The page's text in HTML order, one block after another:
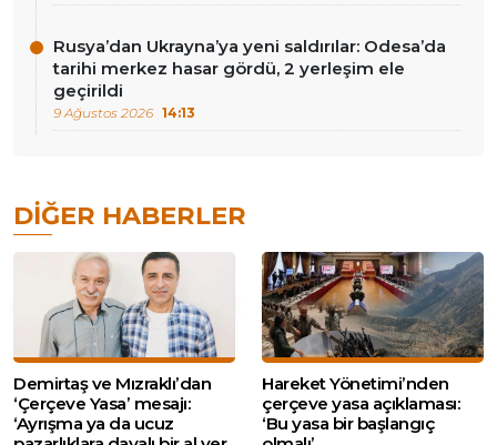
Rusya’dan Ukrayna’ya yeni saldırılar: Odesa’da
tarihi merkez hasar gördü, 2 yerleşim ele
geçirildi
9 Ağustos 2026 14:13
DIĞER HABERLER
Demirtaş ve Mızraklı’dan
‘Çerçeve Yasa’ mesajı:
‘Ayrışma ya da ucuz
Hareket Yönetimi’nden
çerçeve yasa açıklaması:
‘Bu yasa bir başlangıç